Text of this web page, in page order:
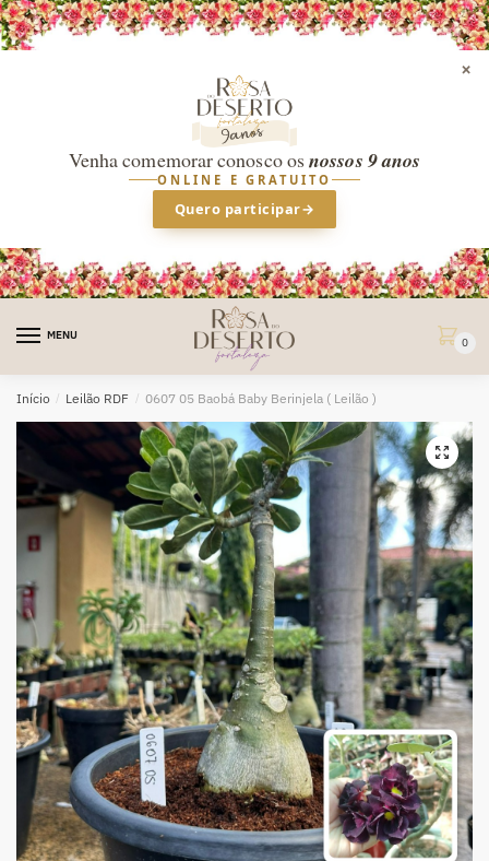
×
Venha comemorar conosco osnossos 9 anos
ONLINE E GRATUITO
Quero participar→
MENU
0
Início / Leilão RDF / 0607 05 Baobá Baby Berinjela ( Leilão )
🔍